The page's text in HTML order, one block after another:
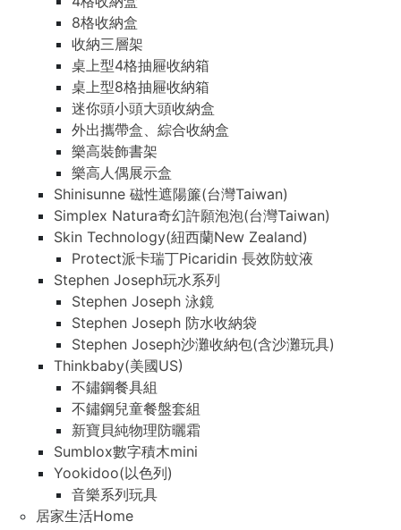
8格收納盒
收納三層架
桌上型4格抽屜收納箱
桌上型8格抽屜收納箱
迷你頭小頭大頭收納盒
外出攜帶盒、綜合收納盒
樂高裝飾書架
樂高人偶展示盒
Shinisunne 磁性遮陽簾(台灣Taiwan)
Simplex Natura奇幻許願泡泡(台灣Taiwan)
Skin Technology(紐西蘭New Zealand)
Protect派卡瑞丁Picaridin 長效防蚊液
Stephen Joseph玩水系列
Stephen Joseph 泳鏡
Stephen Joseph 防水收納袋
Stephen Joseph沙灘收納包(含沙灘玩具)
Thinkbaby(美國US)
不鏽鋼餐具組
不鏽鋼兒童餐盤套組
新寶貝純物理防曬霜
Sumblox數字積木mini
Yookidoo(以色列)
音樂系列玩具
居家生活Home